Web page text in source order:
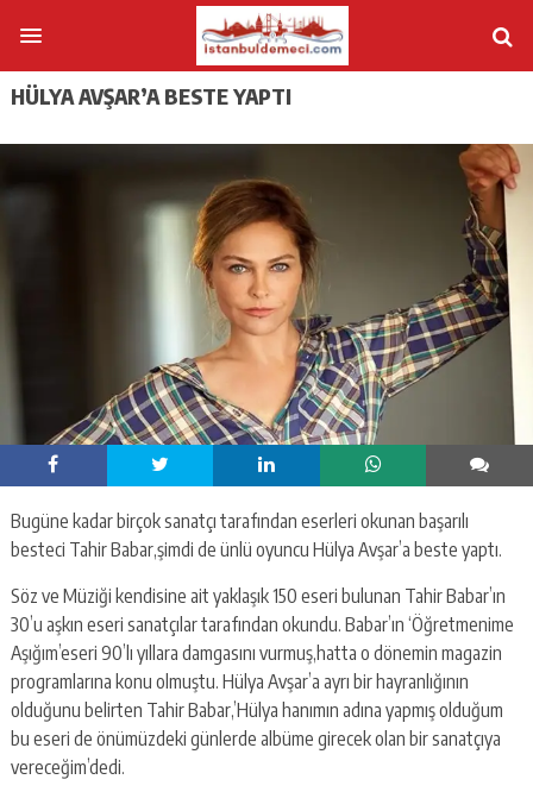
HÜLYA AVŞAR’A BESTE YAPTI
Bugüne kadar birçok sanatçı tarafından eserleri okunan başarılı
besteci Tahir Babar,şimdi de ünlü oyuncu Hülya Avşar’a beste yaptı.
Söz ve Müziği kendisine ait yaklaşık 150 eseri bulunan Tahir Babar’ın
30’u aşkın eseri sanatçılar tarafından okundu. Babar’ın ‘Öğretmenime
Aşığım’eseri 90’lı yıllara damgasını vurmuş,hatta o dönemin magazin
programlarına konu olmuştu. Hülya Avşar’a ayrı bir hayranlığının
olduğunu belirten Tahir Babar,’Hülya hanımın adına yapmış olduğum
bu eseri de önümüzdeki günlerde albüme girecek olan bir sanatçıya
vereceğim’dedi.